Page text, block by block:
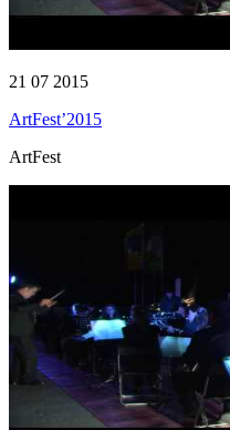
21 07 2015
ArtFest’2015
ArtFest